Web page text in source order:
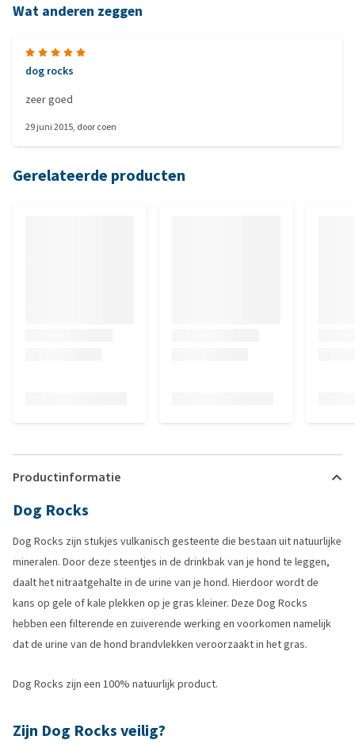
Wat anderen zeggen
dog rocks
zeer goed
29 juni 2015, doorcoen
Gerelateerde producten
Productinformatie
Dog Rocks
Dog Rocks zijn stukjes vulkanisch gesteente die bestaan uit natuurlijke
mineralen. Door deze steentjes in de drinkbak van je hond te leggen,
daalt het nitraatgehalte in de urine van je hond. Hierdoor wordt de
kans op gele of kale plekken op je gras kleiner. Deze Dog Rocks
hebben een filterende en zuiverende werking en voorkomen namelijk
dat de urine van de hond brandvlekken veroorzaakt in het gras.
Dog Rocks zijn een 100% natuurlijk product.
Zijn Dog Rocks veilig?